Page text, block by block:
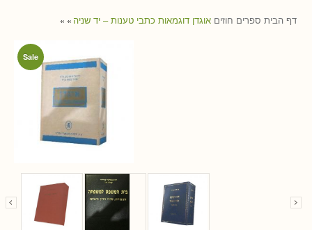
דף הבית » ספרים חוזים » אוגדן דוגמאות כתבי טענות – יד שניה
Sale